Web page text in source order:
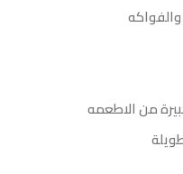
من الاطعمه